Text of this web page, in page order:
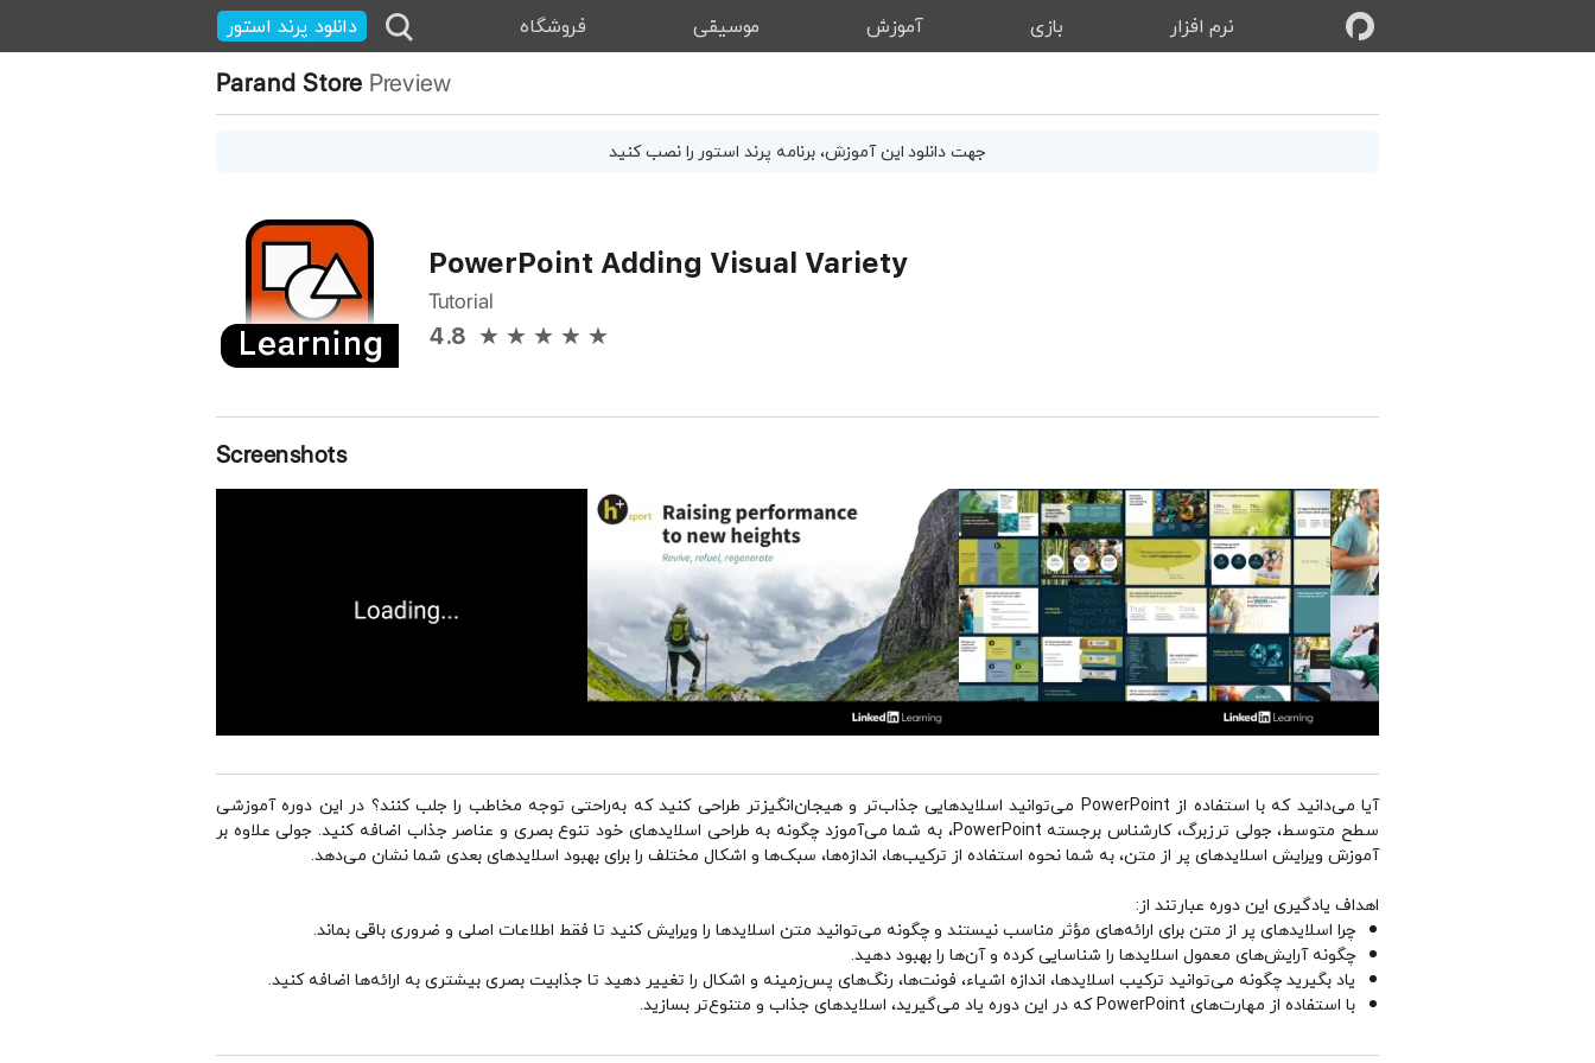
نرم‌ افزار بازی آموزش موسیقی فروشگاه دانلود پرند استور
Parand Store Preview
جهت دانلود اینآموزش، برنامه پرند استور را نصب کنید
PowerPoint Adding Visual Variety
Tutorial
4.8
Screenshots
آیا می‌دانید که با استفاده از PowerPoint می‌توانید اسلایدهایی جذاب‌تر و هیجان‌انگیزتر طراحی کنید که به‌راحتی توجه مخاطب را جلب کنند؟ در این دوره آموزشی
سطح متوسط، جولی ترزبرگ، کارشناس برجسته PowerPoint، به شما می‌آموزد چگونه به طراحی اسلایدهای خود تنوع بصری و عناصر جذاب اضافه کنید. جولی علاوه بر
آموزش ویرایش اسلایدهای پر از متن، به شما نحوه استفاده از ترکیب‌ها، اندازه‌ها، سبک‌ها و اشکال مختلف را برای بهبود اسلایدهای بعدی شما نشان می‌دهد.
اهداف یادگیری این دوره عبارتند از:
چرا اسلایدهای پر از متن برای ارائه‌های مؤثر مناسب نیستند و چگونه می‌توانید متن اسلایدها را ویرایش کنید تا فقط اطلاعات اصلی و ضروری باقی بماند.
چگونه آرایش‌های معمول اسلایدها را شناسایی کرده و آن‌ها را بهبود دهید.
یاد بگیرید چگونه می‌توانید ترکیب اسلایدها، اندازه اشیاء، فونت‌ها، رنگ‌های پس‌زمینه و اشکال را تغییر دهید تا جذابیت بصری بیشتری به ارائه‌ها اضافه کنید.
با استفاده از مهارت‌های PowerPoint که در این دوره یاد می‌گیرید، اسلایدهای جذاب و متنوع‌تر بسازید.